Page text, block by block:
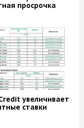
просрочка
увеличивает
ставки